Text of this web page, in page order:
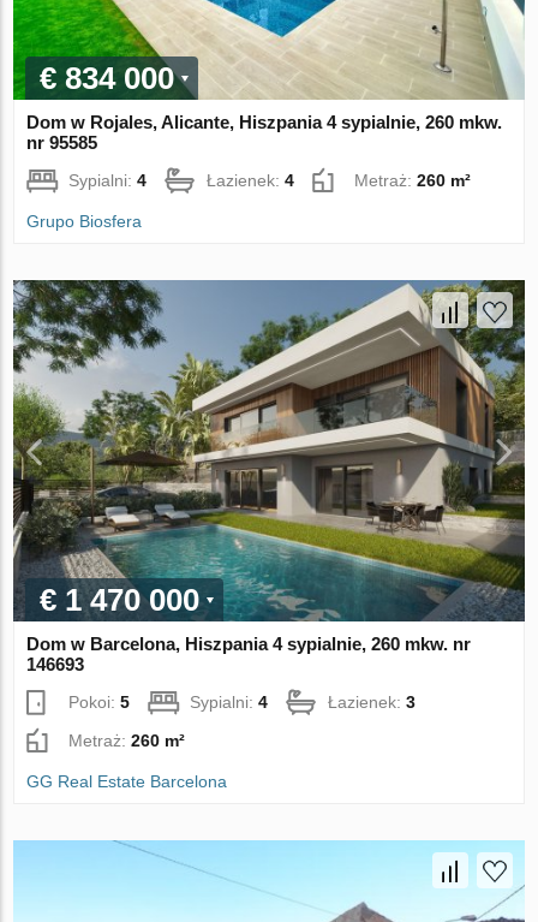
€ 834 000
Dom w Rojales, Alicante, Hiszpania 4 sypialnie, 260 mkw.
nr 95585
Sypialni:4 Łazienek:4 Metraż:260 m²
Grupo Biosfera
€ 1 470 000
Dom w Barcelona, Hiszpania 4 sypialnie, 260 mkw. nr
146693
Pokoi:5 Sypialni:4 Łazienek:3
Metraż:260 m²
GG Real Estate Barcelona